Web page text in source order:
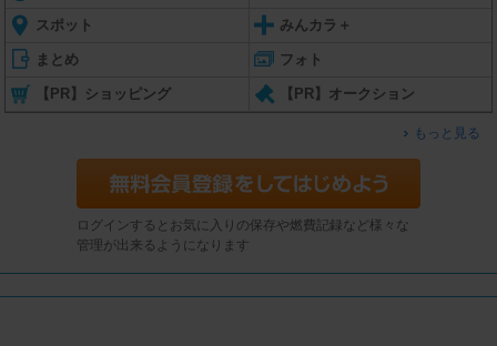
スポット みんカラ＋
まとめ フォト
【PR】ショッピング 【PR】オークション
もっと見る
ログインするとお気に入りの保存や燃費記録など様々な
管理が出来るようになります